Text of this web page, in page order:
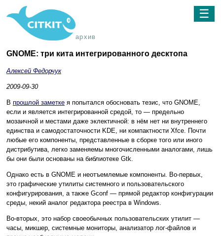
архив
☰
GNOME: три кита интегрированного десктопа
Алексей Федорчук
2009-09-30
В прошлой заметке я попытался обосновать тезис, что GNOME,
если и является интегрированной средой, то — предельно
мозаичной и местами даже эклектичной: в нём нет ни внутреннего
единства и самодостаточности KDE, ни компактности Xfce. Почти
любые его компоненты, представленные в сборке того или иного
дистрибутива, легко заменяемы многочисленными аналогами, лишь
бы они были основаны на библиотеке Gtk.
Однако есть в GNOME и неотъемлемые компоненты. Во-первых,
это графические утилиты системного и пользовательского
конфигурирования, а также Gconf — прямой редактор конфигурации
среды, некий аналог редактора реестра в Windows.
Во-вторых, это набор своеобычных пользовательских утилит —
часы, микшер, системные мониторы, анализатор лог-файлов и